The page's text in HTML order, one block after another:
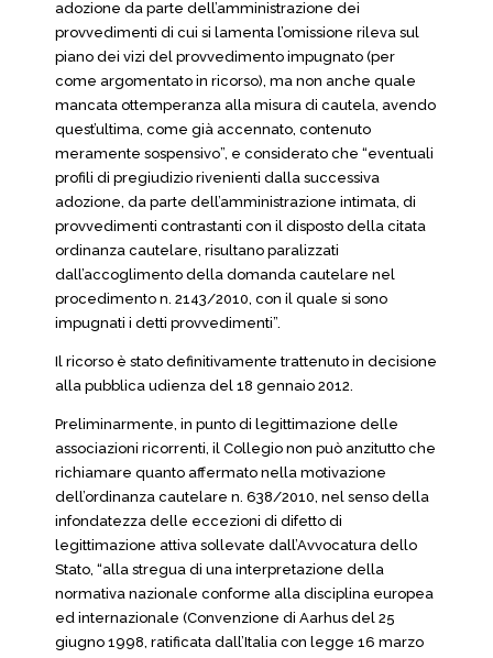
adozione da parte dell’amministrazione dei
provvedimenti di cui si lamenta l’omissione rileva sul
piano dei vizi del provvedimento impugnato (per
come argomentato in ricorso), ma non anche quale
mancata ottemperanza alla misura di cautela, avendo
quest’ultima, come già accennato, contenuto
meramente sospensivo”, e considerato che “eventuali
profili di pregiudizio rivenienti dalla successiva
adozione, da parte dell’amministrazione intimata, di
provvedimenti contrastanti con il disposto della citata
ordinanza cautelare, risultano paralizzati
dall’accoglimento della domanda cautelare nel
procedimento n. 2143/2010, con il quale si sono
impugnati i detti provvedimenti”.
Il ricorso è stato definitivamente trattenuto in decisione
alla pubblica udienza del 18 gennaio 2012.
Preliminarmente, in punto di legittimazione delle
associazioni ricorrenti, il Collegio non può anzitutto che
richiamare quanto affermato nella motivazione
dell’ordinanza cautelare n. 638/2010, nel senso della
infondatezza delle eccezioni di difetto di
legittimazione attiva sollevate dall’Avvocatura dello
Stato, “alla stregua di una interpretazione della
normativa nazionale conforme alla disciplina europea
ed internazionale (Convenzione di Aarhus del 25
giugno 1998, ratificata dall’Italia con legge 16 marzo